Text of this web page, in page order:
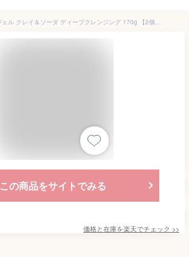
クレンジングジェル クレイ＆ソーダ ディープクレンジング 170g 【2個セット】 まつエクOK 濡れた手OK 敏感肌 メイク 毛穴汚れ 黒ずみ 古い角質 珪藻土 重曹 保湿 AHA イヴ
この商品をサイトでみる
価格と在庫を楽天でチェック >>